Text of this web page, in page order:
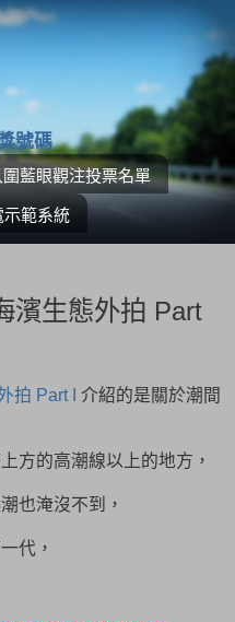
號碼
藍眼觀注投票名單
示範系統
濱生態外拍 Part
拍 Part I 介紹的是關於潮間
方的高潮線以上的地方，
也淹沒不到，
代，